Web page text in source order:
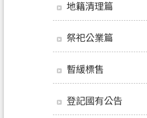
地籍清理篇
祭祀公業篇
暫緩標售
登記國有公告